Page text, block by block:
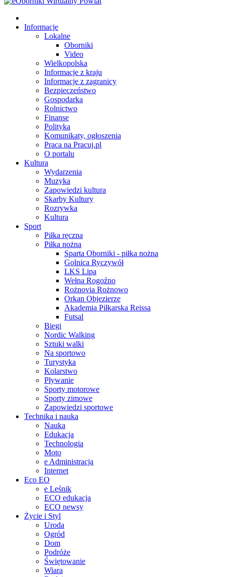
Informacje
Lokalne
Oborniki
Video
Wielkopolska
Informacje z kraju
Informacje z zagranicy
Bezpieczeństwo
Gospodarka
Rolnictwo
Finanse
Polityka
Komunikaty, ogłoszenia
Praca na Pracuj.pl
O portalu
Kultura
Wydarzenia
Muzyka
Zapowiedzi kultura
Skarby Kultury
Rozrywka
Kultura
Sport
Piłka ręczna
Piłka nożna
Sparta Oborniki - piłka nożna
Golnica Ryczywół
LKS Lipa
Wełna Rogoźno
Rożnovia Rożnowo
Orkan Objezierze
Akademia Piłkarska Reissa
Futsal
Biegi
Nordic Walking
Sztuki walki
Na sportowo
Turystyka
Kolarstwo
Pływanie
Sporty motorowe
Sporty zimowe
Zapowiedzi sportowe
Technika i nauka
Nauka
Edukacja
Technologia
Moto
e Administracja
Internet
Eco EO
e Leśnik
ECO edukacja
ECO newsy
Życie i Styl
Uroda
Ogród
Dom
Podróże
Świętowanie
Wiara